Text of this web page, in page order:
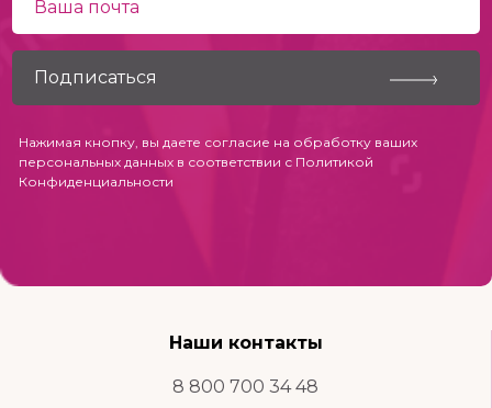
Нажимая кнопку, вы даете согласие на обработку ваших
персональных данных в соответствии с Политикой
Конфиденциальности
Наши контакты
8 800 700 34 48